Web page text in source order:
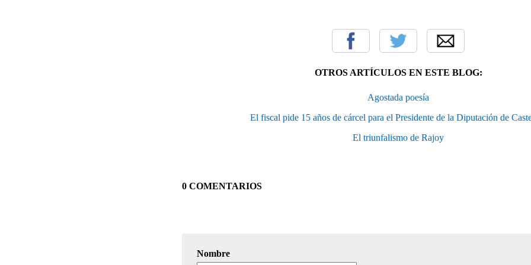
OTROS ARTÍCULOS EN ESTE BLOG:
Agostada poesía
El fiscal pide 15 años de cárcel para el Presidente de la Diputación de
El triunfalismo de Rajoy
0 COMENTARIOS
Nombre